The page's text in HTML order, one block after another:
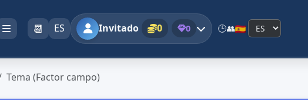
📆 ES Invitado 0 0 🕒👥
Tema (Factor campo)